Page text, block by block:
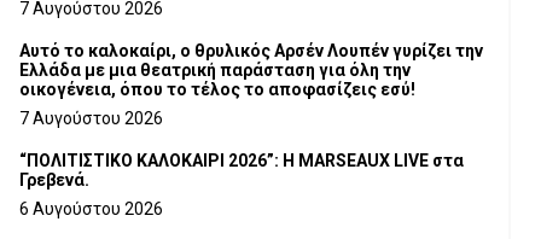
7 Αυγούστου 2026
Αυτό το καλοκαίρι, ο θρυλικός Αρσέν Λουπέν γυρίζει την
Ελλάδα με μια θεατρική παράσταση για όλη την
οικογένεια, όπου το τέλος το αποφασίζεις εσύ!
7 Αυγούστου 2026
“ΠΟΛΙΤΙΣΤΙΚΟ ΚΑΛΟΚΑΙΡΙ 2026”: Η MARSEAUX LIVE στα
Γρεβενά.
6 Αυγούστου 2026